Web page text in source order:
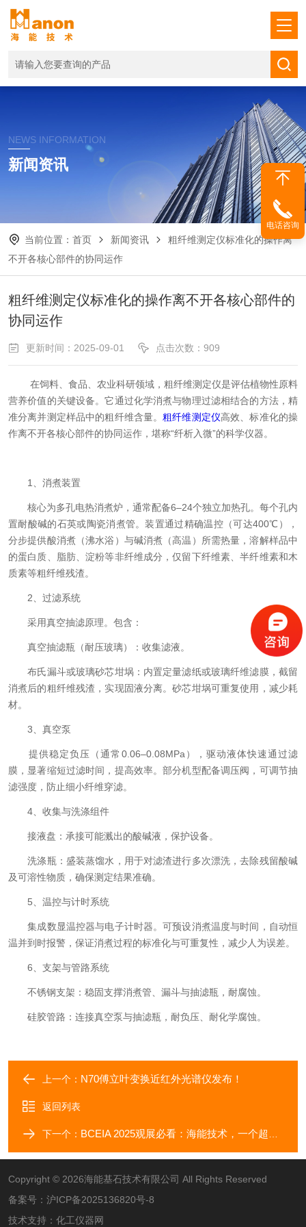
NEWS INFORMATION
新闻资讯
当前位置： 首页 新闻资讯
粗纤维测定仪标准化的操作离
不开各核心部件的协同运作
粗纤维测定仪标准化的操作离不开各核心部件的
协同运作
更新时间：2025-09-01 点击次数：909
在饲料、食品、农业科研领域，粗纤维测定仪是评估植物性原料
营养价值的关键设备。它通过化学消煮与物理过滤相结合的方法，精
准分离并测定样品中的粗纤维含量。粗纤维测定仪高效、标准化的操
作离不开各核心部件的协同运作，堪称“纤析入微”的科学仪器。
1、消煮装置
核心为多孔电热消煮炉，通常配备6–24个独立加热孔。每个孔内
置耐酸碱的石英或陶瓷消煮管。装置通过精确温控（可达400℃），
分步提供酸消煮（沸水浴）与碱消煮（高温）所需热量，溶解样品中
的蛋白质、脂肪、淀粉等非纤维成分，仅留下纤维素、半纤维素和木
质素等粗纤维残渣。
2、过滤系统
采用真空抽滤原理。包含：
真空抽滤瓶（耐压玻璃）：收集滤液。
布氏漏斗或玻璃砂芯坩埚：内置定量滤纸或玻璃纤维滤膜，截留
消煮后的粗纤维残渣，实现固液分离。砂芯坩埚可重复使用，减少耗
材。
3、真空泵
提供稳定负压（通常0.06–0.08MPa），驱动液体快速通过滤
膜，显著缩短过滤时间，提高效率。部分机型配备调压阀，可调节抽
滤强度，防止细小纤维穿滤。
4、收集与洗涤组件
接液盘：承接可能溅出的酸碱液，保护设备。
洗涤瓶：盛装蒸馏水，用于对滤渣进行多次漂洗，去除残留酸碱
及可溶性物质，确保测定结果准确。
5、温控与计时系统
集成数显温控器与电子计时器。可预设消煮温度与时间，自动恒
温并到时报警，保证消煮过程的标准化与可重复性，减少人为误差。
6、支架与管路系统
不锈钢支架：稳固支撑消煮管、漏斗与抽滤瓶，耐腐蚀。
硅胶管路：连接真空泵与抽滤瓶，耐负压、耐化学腐蚀。
上一个： N70傅立叶变换近红外光谱仪发布！
返回列表
下一个： BCEIA 2025观展必看：海能技术，一个超有料的“宝藏展位”！
Copyright © 2026海能基石技术有限公司 All Rights Reserved
备案号： 沪ICP备2025136820号-8
技术支持： 化工仪器网
电话咨询